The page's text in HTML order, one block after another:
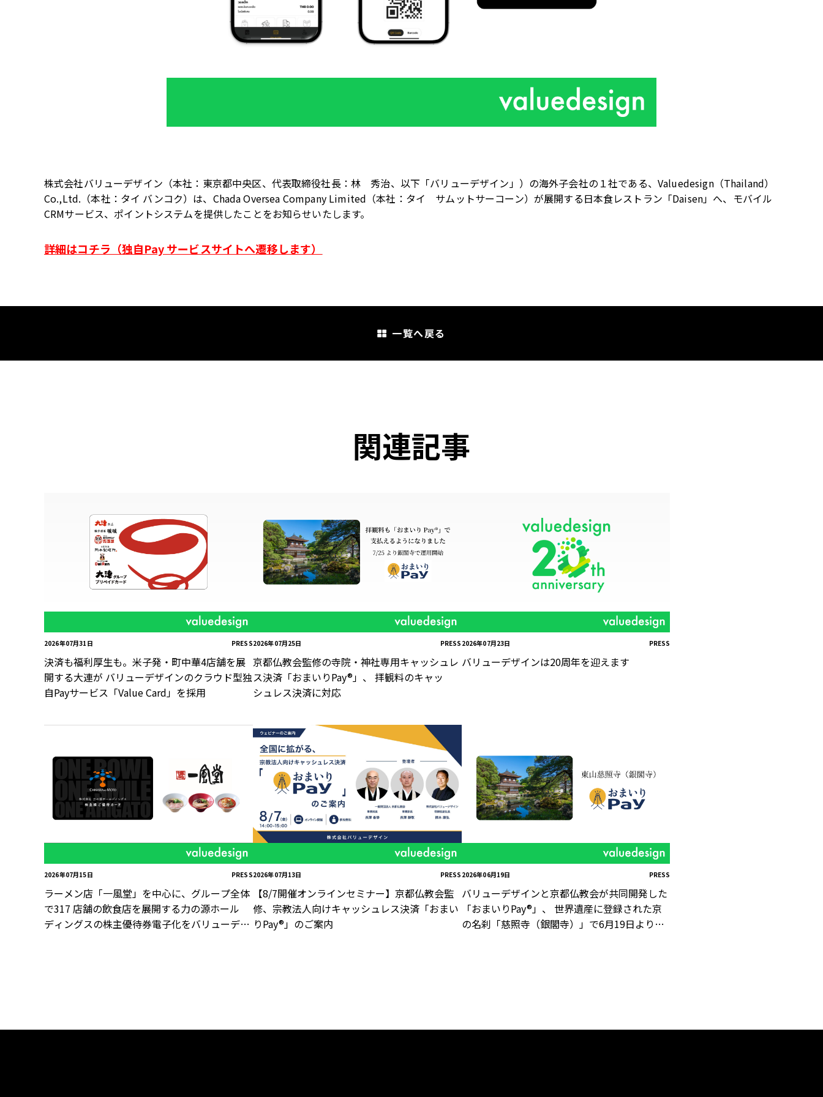
株式会社バリューデザイン（本社：東京都中央区、代表取締役社長：林 秀治、以下「バリューデザイン」）の海外子会社の１社である、 Valuedesign（Thailand）
Co.,Ltd. （本社：タイ バンコク）は、Chada Oversea Company Limited（本社：タイ サムットサーコーン）が展開する日本食レストラン「Daisen」へ、モバイル
CRMサービス、ポイントシステムを提供したことをお知らせいたします。
詳細はコチラ（独自Pay サービスサイトへ遷移します）
一覧へ戻る
関連記事
2026年07月31日 PRESS
決済も福利厚生も。米子発・町中華4店舗を展
開する大連が バリューデザインのクラウド型独
自Payサービス「Value Card」を採用
2026年07月25日 PRESS
京都仏教会監修の寺院・神社専用キャッシュレ
ス決済「おまいりPay®」、 拝観料のキャッ
シュレス決済に対応
2026年07月23日 PRESS
バリューデザインは20周年を迎えます
2026年07月15日 PRESS
ラーメン店「一風堂」を中心に、グループ全体
で317 店舗の飲食店を展開する力の源ホール
ディングスの株主優待券電子化をバリューデザ
2026年07月13日 PRESS
【8/7開催オンラインセミナー】京都仏教会監
修、宗教法人向けキャッシュレス決済「おまい
りPay®」のご案内
2026年06月19日 PRESS
バリューデザインと京都仏教会が共同開発した
「おまいりPay®」、 世界遺産に登録された京
の名刹「慈照寺（銀閣寺）」で6月19日より利